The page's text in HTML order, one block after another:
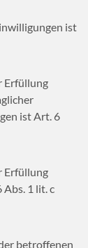
ist
Erfüllung
ist Art. 6
Erfüllung
1 lit. c
betroffenen